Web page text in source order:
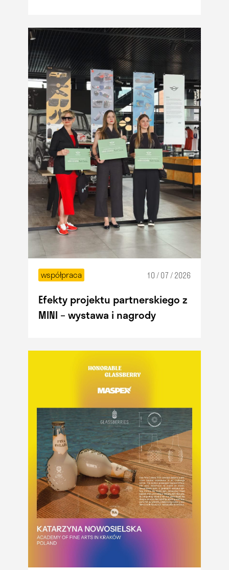
współpraca 10 / 07 / 2026
Efekty projektu partnerskiego z
MINI – wystawa i nagrody